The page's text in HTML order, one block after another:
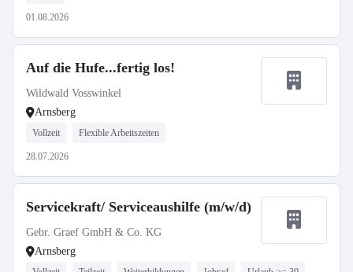
01.08.2026
Auf die Hufe...fertig los!
Wildwald Vosswinkel
Arnsberg
Vollzeit Flexible Arbeitszeiten
28.07.2026
Servicekraft/ Serviceaushilfe (m/w/d)
Gebr. Graef GmbH & Co. KG
Arnsberg